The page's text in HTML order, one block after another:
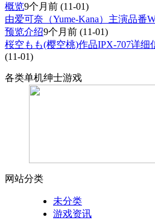
概览9个月前 (11-01)
由爱可奈（Yume-Kana）主演品番
预览介绍9个月前 (11-01)
桜空もも(樱空桃)作品IPX-707详细
(11-01)
各类单机绅士游戏
网站分类
未分类
游戏资讯